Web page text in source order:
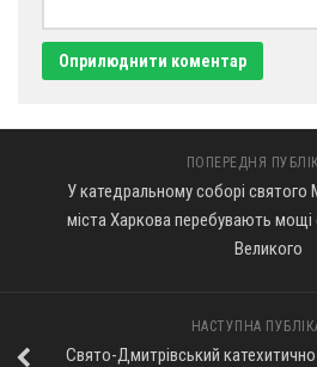
ПОПЕРЕДНЯ
У катедральному соборі
міста Харкова перебувають
Великого
НАСТУПНА
Свято-Дмитрівський